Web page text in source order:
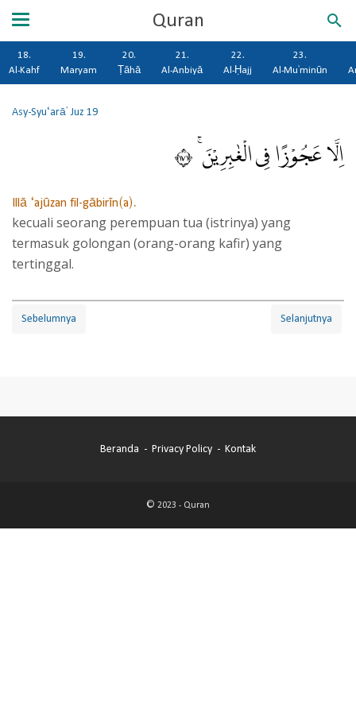
Quran
18.
Al-Kahf
19.
Maryam
20.
Ṭāhā
21.
Al-Anbiyā
22.
Al-Ḥajj
23.
Al-Mu'minūn
Asy-Syu‘arā'Juz 19
اِلَّا عَجُوْزًا فِى الْغٰبِرِيْنَ ۚ ١٧١
Illā ‘ajūzan fil-gābirīn(a).
kecuali seorang perempuan tua (istrinya) yang
termasuk golongan (orang-orang kafir) yang
tertinggal.
Sebelumnya Selanjutnya
Beranda Privacy Policy Kontak
© 2023 - Quran